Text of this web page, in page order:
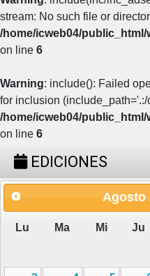
stream: No such file or
/home/icweb04/
on line 6
Warning: include(): Failed
for inclusion
/home/icweb04/
on line 6
EDICIONES
Agosto
Lu Ma Mi Ju